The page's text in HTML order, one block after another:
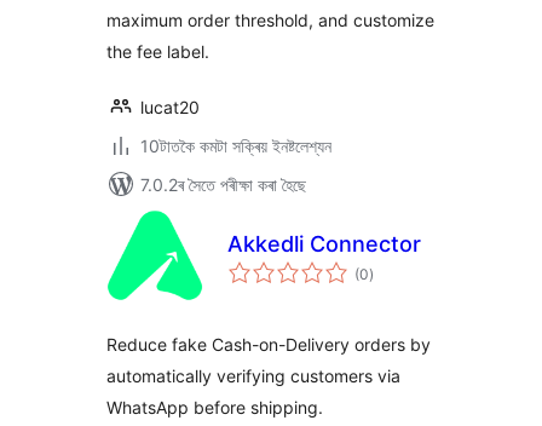
maximum order threshold, and customize
the fee label.
lucat20
10টাতকৈ কমটা সক্ৰিয় ইনষ্টলেশ্যন
7.0.2ৰ সৈতে পৰীক্ষা কৰা হৈছে
Akkedli Connector
(0টা
মুঠ)
Reduce fake Cash-on-Delivery orders by
automatically verifying customers via
WhatsApp before shipping.